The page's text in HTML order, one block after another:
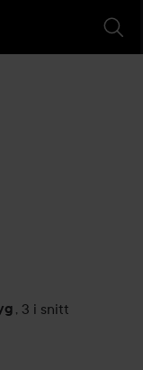
, 3 i snitt